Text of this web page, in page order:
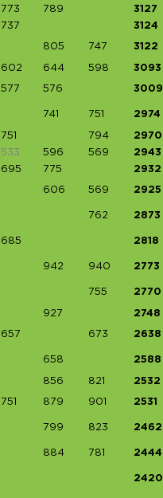
773 789
3127
737 3124
805 747 3122
602 644 598 3093
577 576 3009
741 751 2974
751 794
2970
533 596 569
2943
695 775 2932
606 569 2925
762 2873
685 2818
942 940 2773
755 2770
927 2748
657 673 2638
658 2588
856 821 2532
751 879 901 2531
799 823 2462
884 781 2444
2420